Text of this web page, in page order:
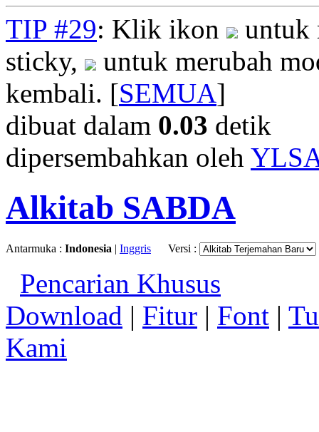
TIP #29: Klik ikon
untuk
sticky,
untuk merubah
kembali. [SEMUA]
dibuat dalam 0.03 detik
dipersembahkan oleh
Alkitab SABDA
Antarmuka : Indonesia | Inggris Versi :
Pencarian Khusus
Download | Fitur | Font |
Kami